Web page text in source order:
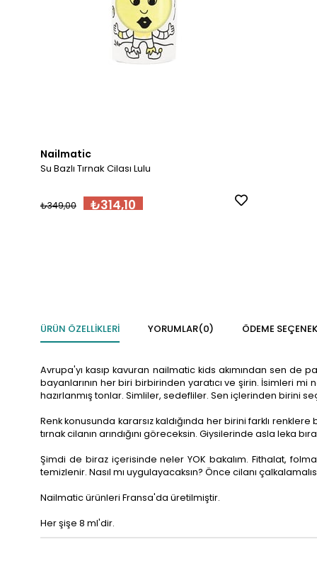
Nailmatic
Su Bazlı Tırnak Cilası Lulu
₺314,10
₺349,00
ÜRÜN ÖZELLIKLERI YORUMLAR(0) ÖDEME
Avrupa'yı kasıp kavuran nailmatic kids akımından sen de
bayanlarının her biri birbirinden yaratıcı ve şirin. İsimleri
hazırlanmış tonlar. Simliler, sedefliler. Sen içlerinden birini
Renk konusunda kararsız kaldığında her birini farklı
tırnak cilanın arındığını göreceksin. Giysilerinde asla leka
Şimdi de biraz içerisinde neler YOK bakalım. Fithalat,
temizlenir. Nasıl mı uygulayacaksın? Önce cilanı
Nailmatic ürünleri Fransa'da üretilmiştir.
Her şişe 8 ml'dir.